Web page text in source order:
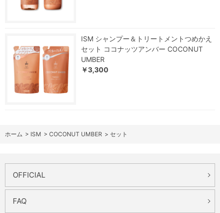
ISM シャンプー＆トリートメントつめかえ
セット ココナッツアンバー COCONUT
UMBER
￥3,300
ホーム > ISM > COCONUT UMBER > セット
OFFICIAL
FAQ